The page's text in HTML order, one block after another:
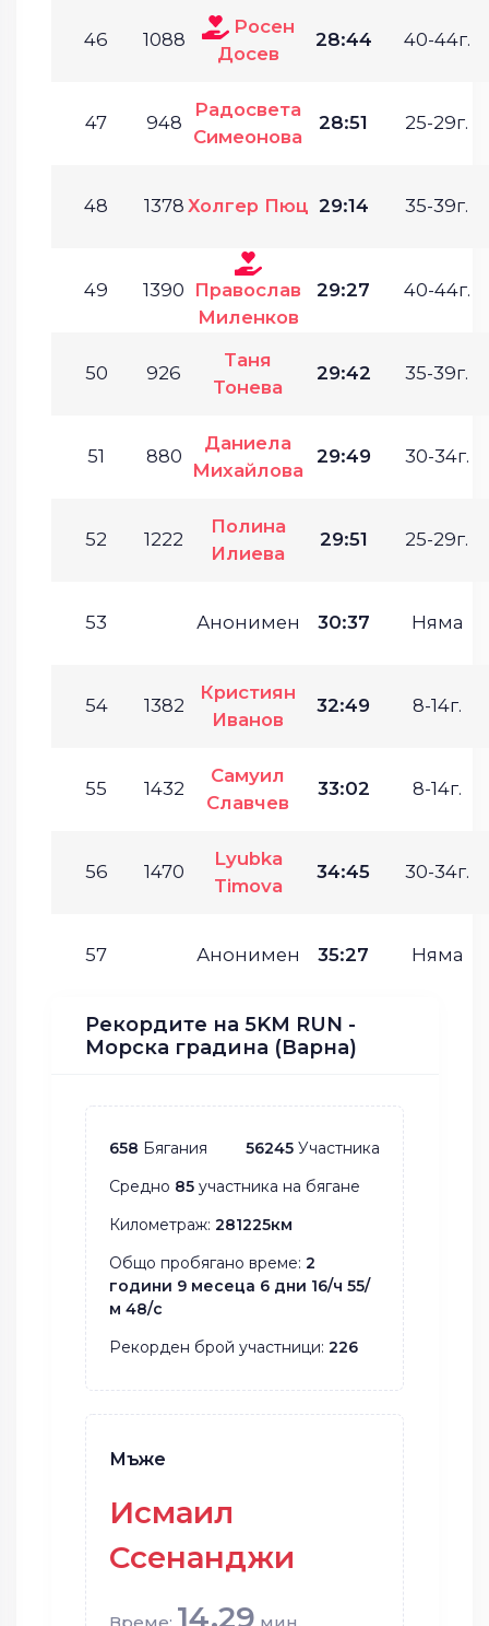
46 1088
Росен
Досев
28:44 40-44г.
47 948
Радосвета
Симеонова
28:51 25-29г.
48 1378 Холгер Пюц 29:14 35-39г.
49 1390 Православ
Миленков
29:27 40-44г.
50 926
Таня
Тонева
29:42 35-39г.
51 880
Даниела
Михайлова
29:49 30-34г.
52 1222
Полина
Илиева
29:51 25-29г.
53 Анонимен 30:37 Няма
54 1382
Кристиян
Иванов
32:49 8-14г.
55 1432
Самуил
Славчев
33:02 8-14г.
56 1470
Lyubka
Timova
34:45 30-34г.
57 Анонимен 35:27 Няма
Рекордите на 5KM RUN -
Морска градина (Варна)
658 Бягания 56245 Участника
Средно 85 участника на бягане
Километраж: 281225км
Общо пробягано време: 2
години 9 месеца 6 дни 16/ч 55/
м 48/с
Рекорден брой участници: 226
Мъже
Исмаил
Ссенанджи
14.29